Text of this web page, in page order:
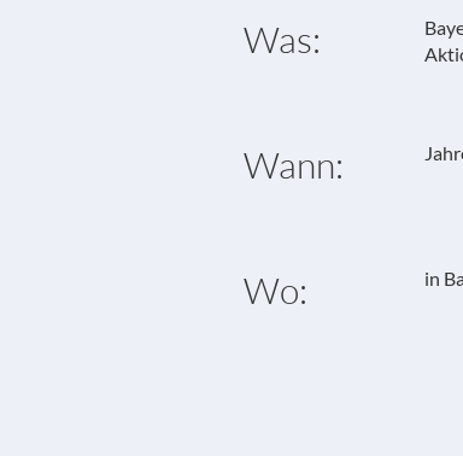
Was:
Wann:
Wo: in